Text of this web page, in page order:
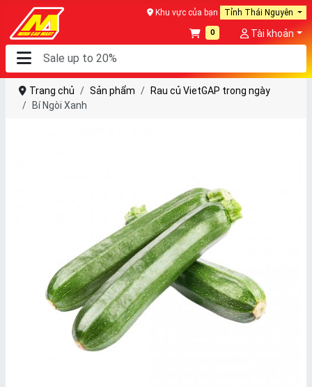
Khu vực của bạn Tỉnh Thái Nguyên
0 Tài khoản
Trang chủ Sản phẩm
Rau củ VietGAP trong ngày
Bí Ngòi Xanh